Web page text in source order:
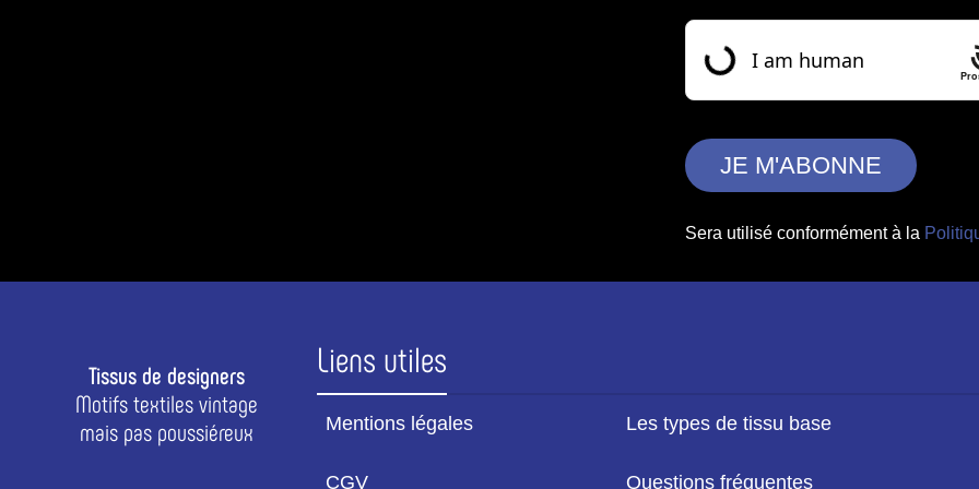
Sera utilisé conformément à la
Tissus de designers
Motifs textiles vintage
mais pas poussiéreux
Liens utiles
Mentions légales
CGV
Les types de tissu base
Questions fréquentes